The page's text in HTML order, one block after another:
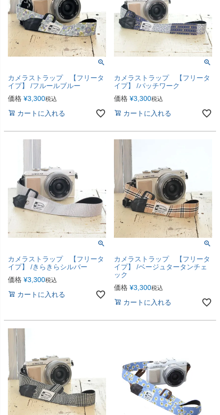
カメラストラップ 【フリータ
イプ】 /フルールブルー
価格 ¥3,300税込
カートに入れる
カメラストラップ 【フリータ
イプ】 /パッチワーク
価格 ¥3,300税込
カートに入れる
カメラストラップ 【フリータ
イプ】 /きらきらシルバー
価格 ¥3,300税込
カートに入れる
カメラストラップ 【フリータ
イプ】 /ベージュタータンチェ
ック
価格 ¥3,300税込
カートに入れる